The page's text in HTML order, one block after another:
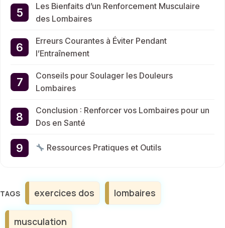
Les Bienfaits d’un Renforcement Musculaire
des Lombaires
Erreurs Courantes à Éviter Pendant
l’Entraînement
Conseils pour Soulager les Douleurs
Lombaires
Conclusion : Renforcer vos Lombaires pour un
Dos en Santé
Ressources Pratiques et Outils
Étiquettes
exercices dos lombaires
musculation